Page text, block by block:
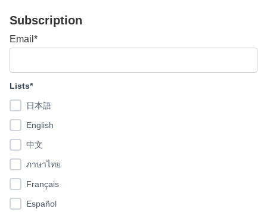
Subscription
Email*
Lists*
日本語
English
中文
ภาษาไทย
Français
Español